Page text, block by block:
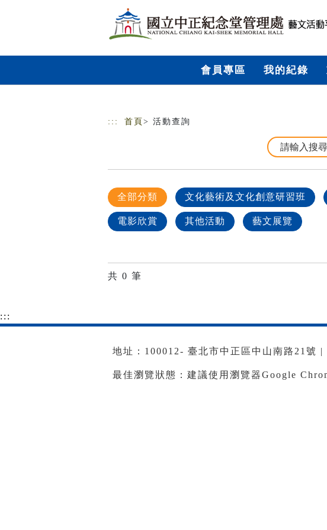
會員專區 我的紀錄
::: 首頁 > 活動查詢
全部分類 文化藝術及文化創意研習班
電影欣賞 其他活動 藝文展覽
共 0 筆
:::
地址：100012- 臺北市中正區中山南路21號
最佳瀏覽狀態：建議使用瀏覽器Google